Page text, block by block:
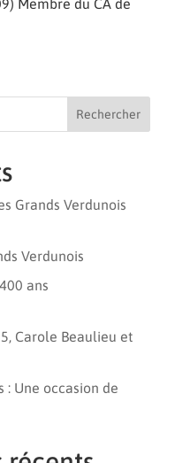
Membre du CA de
Rechercher
Grands Verdunois
Verdunois
ans
Carole Beaulieu et
: Une occasion de